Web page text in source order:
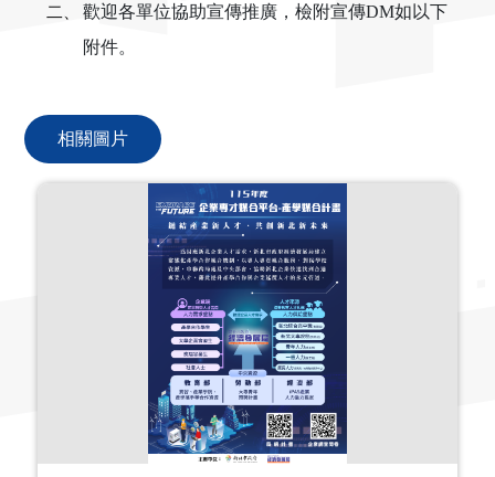
二、
歡迎各單位協助宣傳推廣，檢附宣傳DM如以下
附件。
相關圖片